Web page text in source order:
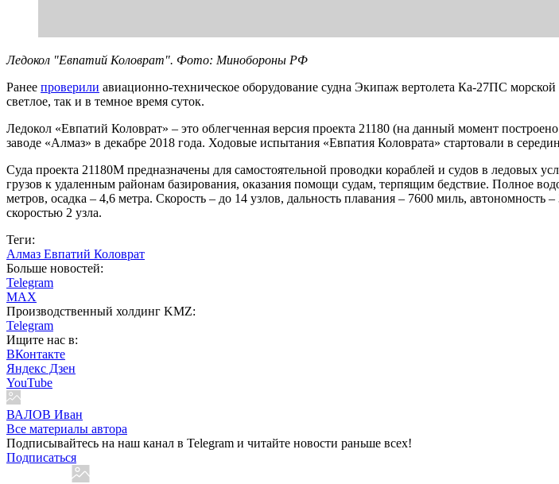
Ледокол "Евпатий Коловрат". Фото: Минобороны РФ
Ранее проверили авиационно-техническое оборудование судна Экипаж вертолета Ка-27ПС
светлое, так и в темное время суток.
Ледокол «Евпатий Коловрат» – это облегченная версия проекта 21180 (на данный момент
заводе «Алмаз» в декабре 2018 года. Ходовые испытания «Евпатия Коловрата» стартовали в
Суда проекта 21180М предназначены для самостоятельной проводки кораблей и судов в ледовых
грузов к удаленным районам базирования, оказания помощи судам, терпящим бедствие. Полное
метров, осадка – 4,6 метра. Скорость – до 14 узлов, дальность плавания – 7600 миль,
скоростью 2 узла.
Теги:
Алмаз Евпатий Коловрат
Больше новостей:
Telegram
MAX
Производственный холдинг KMZ:
Telegram
Ищите нас в:
ВКонтакте
Яндекс Дзен
YouTube
ВАЛОВ Иван
Все материалы автора
Подписывайтесь на наш канал в Telegram и читайте новости раньше всех!
Подписаться